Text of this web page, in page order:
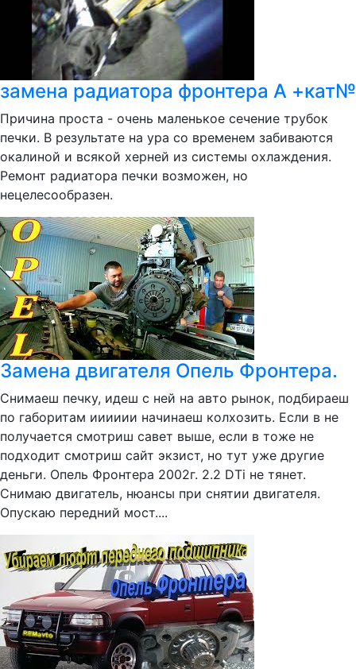
замена радиатора фронтера А +кат№
Причина проста - очень маленькое сечение трубок
печки. В результате на ура со временем забиваются
окалиной и всякой херней из системы охлаждения.
Ремонт радиатора печки возможен, но
нецелесообразен.
Замена двигателя Опель Фронтера.
Снимаеш печку, идеш с ней на авто рынок, подбираеш
по габоритам ииииии начинаеш колхозить. Если в не
получается смотриш савет выше, если в тоже не
подходит смотриш сайт экзист, но тут уже другие
деньги. Опель Фронтера 2002г. 2.2 DTi не тянет.
Снимаю двигатель, нюансы при снятии двигателя.
Опускаю передний мост....